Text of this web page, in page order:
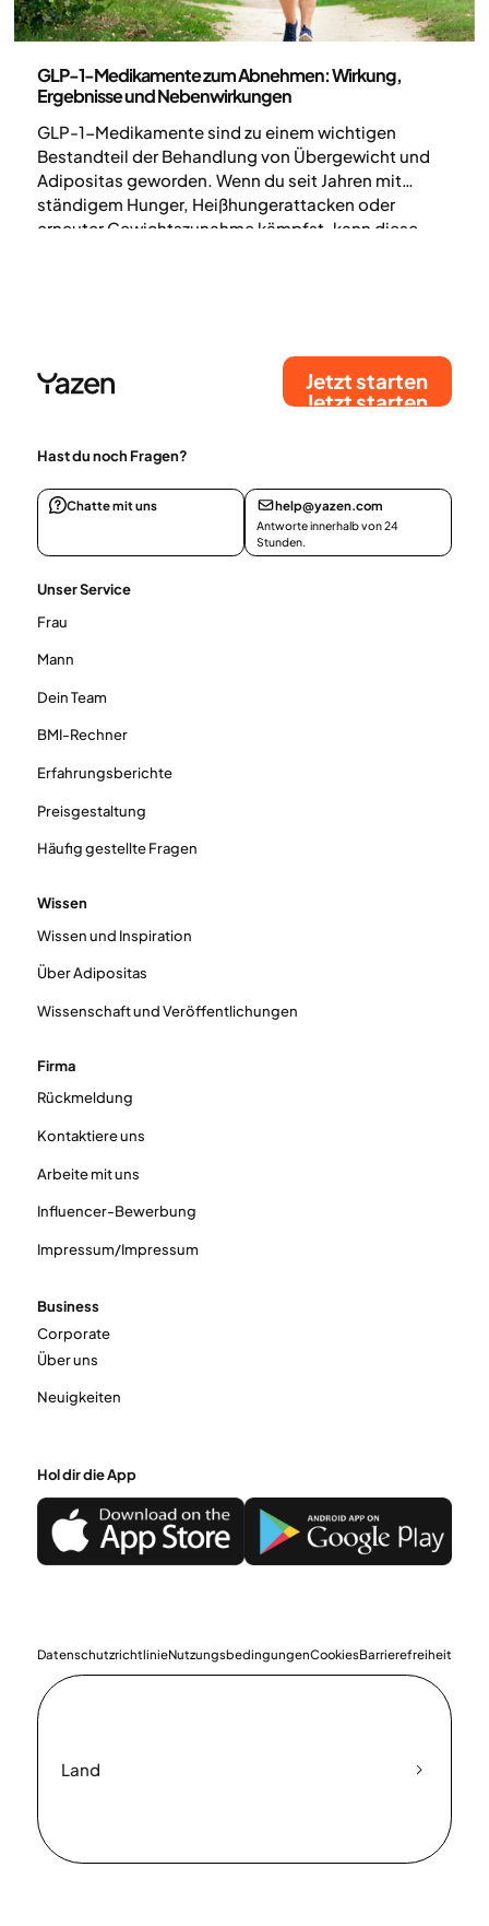
GLP-1-Medikamente zum Abnehmen: Wirkung,
Ergebnisse und Nebenwirkungen
GLP-1-Medikamente sind zu einem wichtigen
Bestandteil der Behandlung von Übergewicht und
Adipositas geworden. Wenn du seit Jahren mit
ständigem Hunger, Heißhungerattacken oder
erneuter Gewichtszunahme kämpfst, kann diese
Jetzt starten
Jetzt starten
Hast du noch Fragen?
Chatte mit uns help@yazen.com
Antworte innerhalb von 24
Stunden.
Unser Service
Frau
Mann
Dein Team
BMI-Rechner
Erfahrungsberichte
Preisgestaltung
Häufig gestellte Fragen
Wissen
Wissen und Inspiration
Über Adipositas
Wissenschaft und Veröffentlichungen
Firma
Rückmeldung
Kontaktiere uns
Arbeite mit uns
Influencer-Bewerbung
Impressum/Impressum
Business
Corporate
Über uns
Neuigkeiten
Hol dir die App
DatenschutzrichtlinieNutzungsbedingungenCookiesBarrierefreiheit
Land